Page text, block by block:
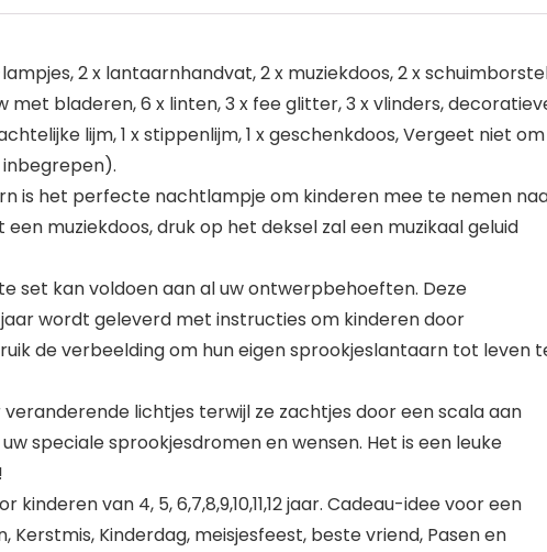
2 x lantaarnhandvat, 2 x muziekdoos, 2 x
met bladeren, 6 x linten, 3 x fee glitter, 3 x vlinders,
lijm, 1 x stippenlijm, 1 x geschenkdoos, Vergeet niet om
is het perfecte nachtlampje om kinderen mee te nemen
muziekdoos, druk op het deksel zal een muzikaal geluid
set kan voldoen aan al uw ontwerpbehoeften. Deze
wordt geleverd met instructies om kinderen door
de verbeelding om hun eigen sprookjeslantaarn tot leven
lichtjes terwijl ze zachtjes door een scala aan
speciale sprookjesdromen en wensen. Het is een leuke
van 4, 5, 6,7,8,9,10,11,12 jaar. Cadeau-idee voor een
Kinderdag, meisjesfeest, beste vriend, Pasen en